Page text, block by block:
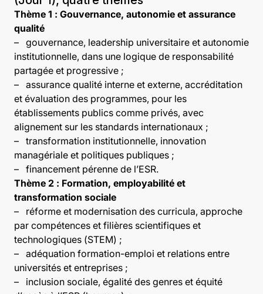
Thème 1 : Gouvernance, autonomie et assurance
qualité
– gouvernance, leadership universitaire et autonomie
institutionnelle, dans une logique de responsabilité
partagée et progressive ;
– assurance qualité interne et externe, accréditation
et évaluation des programmes, pour les
établissements publics comme privés, avec
alignement sur les standards internationaux ;
– transformation institutionnelle, innovation
managériale et politiques publiques ;
– financement pérenne de l’ESR.
Thème 2 : Formation, employabilité et
transformation sociale
–
réforme et modernisation des curricula, approche
par compétences et filières scientifiques et
technologiques (STEM) ;
– adéquation formation-emploi et relations entre
universités et entreprises ;
–
inclusion sociale, égalité des genres et équité